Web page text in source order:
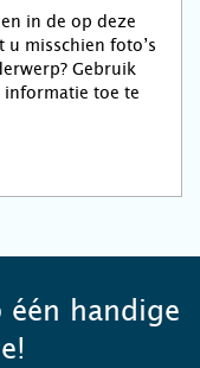
in de op deze
misschien foto’s
Gebruik
toe te
handige